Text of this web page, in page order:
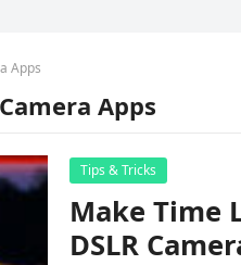
Apps
Apps
Tips & Tricks
Make Time
DSLR